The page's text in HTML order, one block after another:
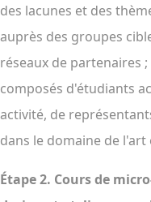
des lacunes et des
auprès des groupes
réseaux de partenaires
composés d'étudiants
activité, de
dans le domaine de l'art
Étape 2. Cours de